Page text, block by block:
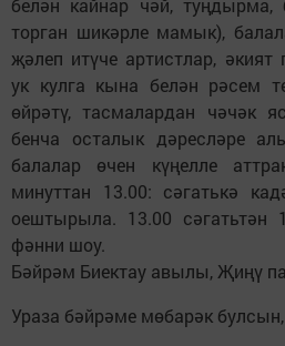
белән кайнар чәй,
торган шикәрле мамык),
җәлеп итүче артистлар,
ук кулга кына белән рәсем
өйрәтү, тасмалардан чәчәк
бенча осталык дәресләре
балалар өчен күңелле
минуттан 13.00: сәгатькә
оештырыла. 13.00 сәгатьтән
фәнни шоу.
Бәйрәм Биектау авылы, Җиңү
Ураза бәйрәме мөбарәк